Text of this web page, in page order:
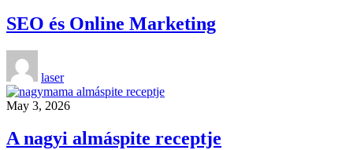
SEO és Online Marketing
laser
May 3, 2026
A nagyi almáspite receptje